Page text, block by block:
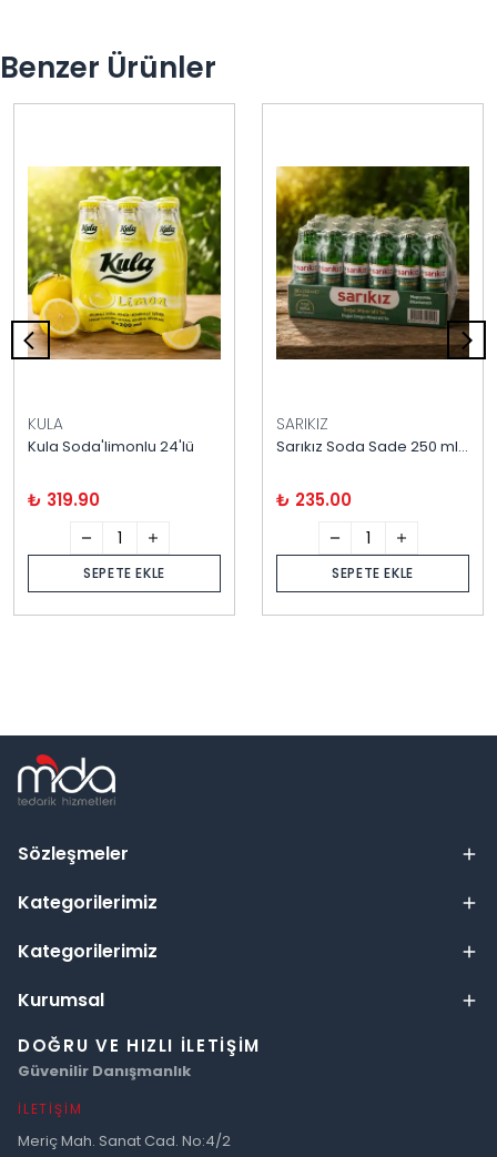
Benzer Ürünler
KULA
Kula Soda'limonlu 24'lü
₺ 319.90
SEPETE EKLE
SARIKIZ
Sarıkız Soda Sade 250 ml / 20 Adet
₺ 235.00
SEPETE EKLE
Sözleşmeler
Kategorilerimiz
Kategorilerimiz
Kurumsal
DOĞRU VE HIZLI İLETIŞIM
Güvenilir Danışmanlık
İLETIŞIM
Meriç Mah. Sanat Cad. No:4/2